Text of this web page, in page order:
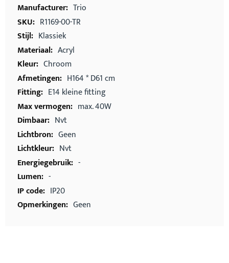
Meer
informatie
Trio
R1169-00-TR
Klassiek
Acryl
Chroom
H164 * D61 cm
E14 kleine fitting
max. 40W
Nvt
Geen
Nvt
-
-
IP20
Geen